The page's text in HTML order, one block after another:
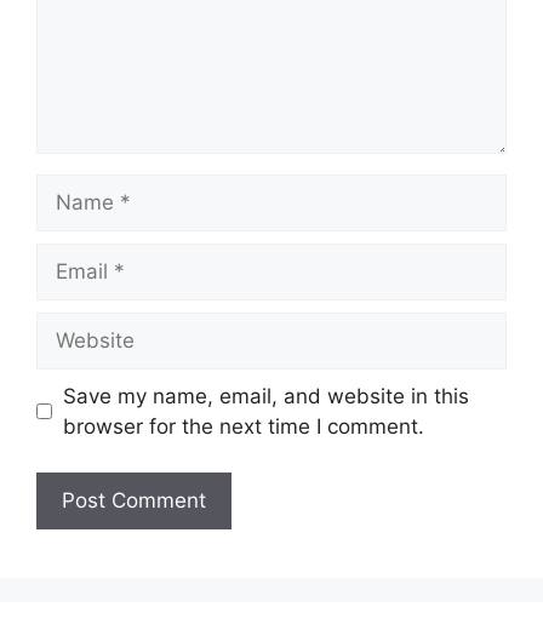
Save my name, email, and website in this
browser for the next time I comment.